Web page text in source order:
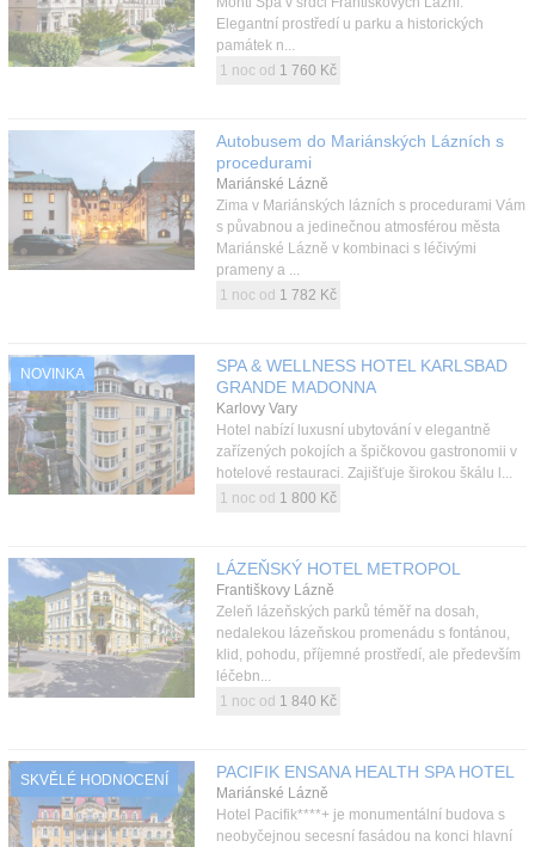
Elegantní prostředí u parku a historických
památek n...
1 noc od 1 760 Kč
Autobusem do Mariánských Lázních s
procedurami
Mariánské Lázně
Zima v Mariánských lázních s procedurami Vám
s půvabnou a jedinečnou atmosférou města
Mariánské Lázně v kombinaci s léčivými
prameny a ...
1 noc od 1 782 Kč
NOVINKA
SPA & WELLNESS HOTEL KARLSBAD
GRANDE MADONNA
Karlovy Vary
Hotel nabízí luxusní ubytování v elegantně
zařízených pokojích a špičkovou gastronomii v
hotelové restauraci. Zajišťuje širokou škálu l...
1 noc od 1 800 Kč
LÁZEŇSKÝ HOTEL METROPOL
Františkovy Lázně
Zeleň lázeňských parků téměř na dosah,
nedalekou lázeňskou promenádu s fontánou,
klid, pohodu, příjemné prostředí, ale především
léčebn...
1 noc od 1 840 Kč
SKVĚLÉ HODNOCENÍ PACIFIK ENSANA HEALTH SPA HOTEL
Mariánské Lázně
Hotel Pacifik****+ je monumentální budova s
neobyčejnou secesní fasádou na konci hlavní